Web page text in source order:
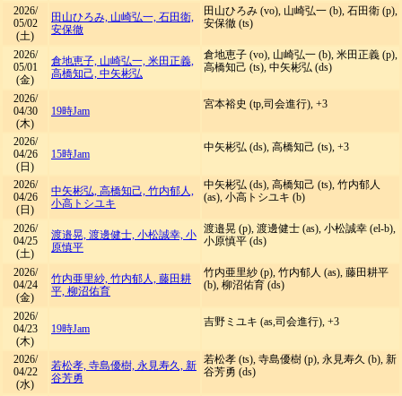
2026/
05/02
(土)
田山ひろみ, 山崎弘一, 石田衛,
安保徹
田山ひろみ (vo), 山崎弘一 (b), 石田衛 (p),
安保徹 (ts)
2026/
05/01
(金)
倉地恵子, 山崎弘一, 米田正義,
高橋知己, 中矢彬弘
倉地恵子 (vo), 山崎弘一 (b), 米田正義 (p),
高橋知己 (ts), 中矢彬弘 (ds)
2026/
04/30
(木)
19時Jam
宮本裕史 (tp,司会進行), +3
2026/
04/26
(日)
15時Jam
中矢彬弘 (ds), 高橋知己 (ts), +3
2026/
04/26
(日)
中矢彬弘, 高橋知己, 竹内郁人,
小高トシユキ
中矢彬弘 (ds), 高橋知己 (ts), 竹内郁人
(as), 小高トシユキ (b)
2026/
04/25
(土)
渡邉晃, 渡邊健士, 小松誠幸, 小
原慎平
渡邉晃 (p), 渡邊健士 (as), 小松誠幸 (el-b),
小原慎平 (ds)
2026/
04/24
(金)
竹内亜里紗, 竹内郁人, 藤田耕
平, 柳沼佑育
竹内亜里紗 (p), 竹内郁人 (as), 藤田耕平
(b), 柳沼佑育 (ds)
2026/
04/23
(木)
19時Jam
吉野ミユキ (as,司会進行), +3
2026/
04/22
(水)
若松孝, 寺島優樹, 永見寿久, 新
谷芳勇
若松孝 (ts), 寺島優樹 (p), 永見寿久 (b), 新
谷芳勇 (ds)